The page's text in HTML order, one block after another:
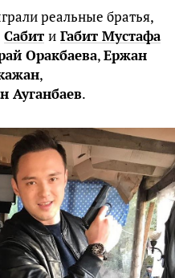
реальные братья,
Сабит и Габит Мустафа
Оракбаева,Ержан
,
Ауганбаев.